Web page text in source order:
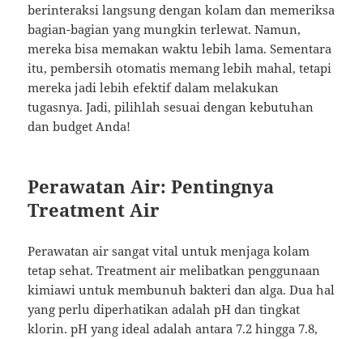
berinteraksi langsung dengan kolam dan memeriksa
bagian-bagian yang mungkin terlewat. Namun,
mereka bisa memakan waktu lebih lama. Sementara
itu, pembersih otomatis memang lebih mahal, tetapi
mereka jadi lebih efektif dalam melakukan
tugasnya. Jadi, pilihlah sesuai dengan kebutuhan
dan budget Anda!
Perawatan Air: Pentingnya
Treatment Air
Perawatan air sangat vital untuk menjaga kolam
tetap sehat. Treatment air melibatkan penggunaan
kimiawi untuk membunuh bakteri dan alga. Dua hal
yang perlu diperhatikan adalah pH dan tingkat
klorin. pH yang ideal adalah antara 7.2 hingga 7.8,